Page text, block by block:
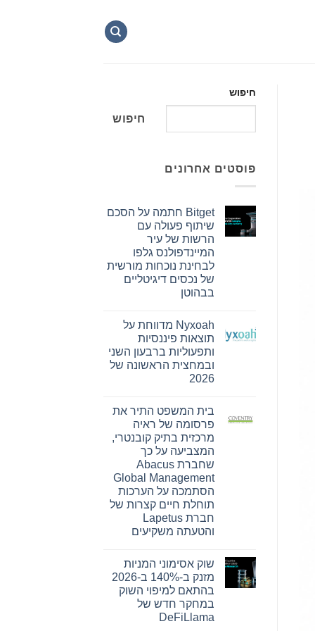
חיפוש
חיפוש
פוסטים אחרונים
Bitget חתמה על הסכם
שיתוף פעולה עם
הרשות של עיר
המיינדפולנס גלפו
לבחינת נוכחות מורשית
של נכסים דיגיטליים
בבהוטן
על
Bitget
חתמה
על
הסכם
שיתוף
פעולה
של
עיר
המיינדפולנס
גלפו
לבחינת
נוכחות
מורשית
של
נכסים
דיגיטליים
Nyxoah מדווחת על
תוצאות פיננסיות
ותפעוליות ברבעון השני
ובמחצית הראשונה של
2026
על
Nyxoah
מדווחת
על
תוצאות
פיננסיות
ותפעוליות
ברבעון
השני
ובמחצית
הראשונה
של
2026
בית המשפט התיר את
פרסומה של ראיה
מרכזית בתיק קובנטרי,
המצביעה על כך
שחברת Abacus
Global Management
הסתמכה על הערכות
תוחלת חיים קצרות של
חברת Lapetus
והטעתה משקיעים
על
בית
המשפט
התיר
את
פרסומה
של
שוק אסימוני המניות
מזנק ב-140% ב-2026
בהתאם למיפוי השוק
במחקר חדש של
DeFiLlama